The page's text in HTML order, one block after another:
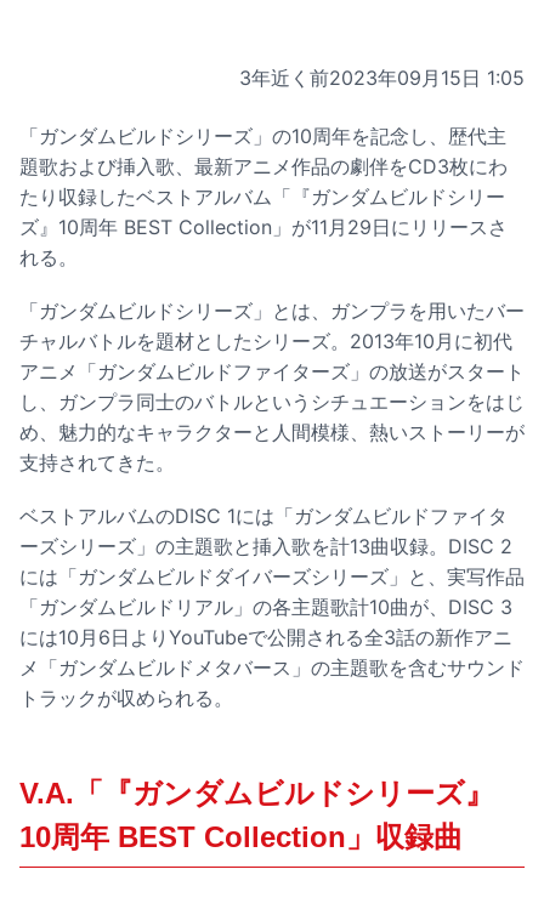
3年近く前2023年09月15日 1:05
「ガンダムビルドシリーズ」の10周年を記念し、歴代主
題歌および挿入歌、最新アニメ作品の劇伴をCD3枚にわ
たり収録したベストアルバム「『ガンダムビルドシリー
ズ』10周年 BEST Collection」が11月29日にリリースさ
れる。
「ガンダムビルドシリーズ」とは、ガンプラを用いたバー
チャルバトルを題材としたシリーズ。2013年10月に初代
アニメ「ガンダムビルドファイターズ」の放送がスタート
し、ガンプラ同士のバトルというシチュエーションをはじ
め、魅力的なキャラクターと人間模様、熱いストーリーが
支持されてきた。
ベストアルバムのDISC 1には「ガンダムビルドファイタ
ーズシリーズ」の主題歌と挿入歌を計13曲収録。DISC 2
には「ガンダムビルドダイバーズシリーズ」と、実写作品
「ガンダムビルドリアル」の各主題歌計10曲が、DISC 3
には10月6日よりYouTubeで公開される全3話の新作アニ
メ「ガンダムビルドメタバース」の主題歌を含むサウンド
トラックが収められる。
V.A.「『ガンダムビルドシリーズ』
10周年 BEST Collection」収録曲